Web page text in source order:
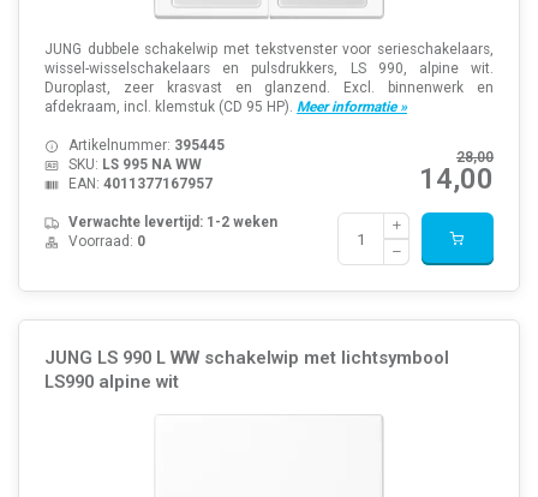
JUNG dubbele schakelwip met tekstvenster voor serieschakelaars,
wissel-wisselschakelaars en pulsdrukkers, LS 990, alpine wit.
Duroplast, zeer krasvast en glanzend. Excl. binnenwerk en
afdekraam, incl. klemstuk (CD 95 HP). Meer informatie »
28,00
14,00
Artikelnummer: 395445
SKU: LS 995 NA WW
EAN: 4011377167957
Verwachte levertijd: 1-2 weken
Voorraad: 0
JUNG LS 990 L WW schakelwip met lichtsymbool
LS990 alpine wit